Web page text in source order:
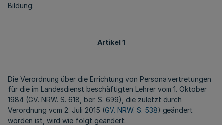
Bildung:
Artikel 1
Die Verordnung über die Errichtung von Personalvertretungen
für die im Landesdienst beschäftigten Lehrer vom 1. Oktober
1984 (GV. NRW. S. 618, ber. S. 699), die zuletzt durch
Verordnung vom 2. Juli 2015 (GV. NRW. S. 538) geändert
worden ist, wird wie folgt geändert: